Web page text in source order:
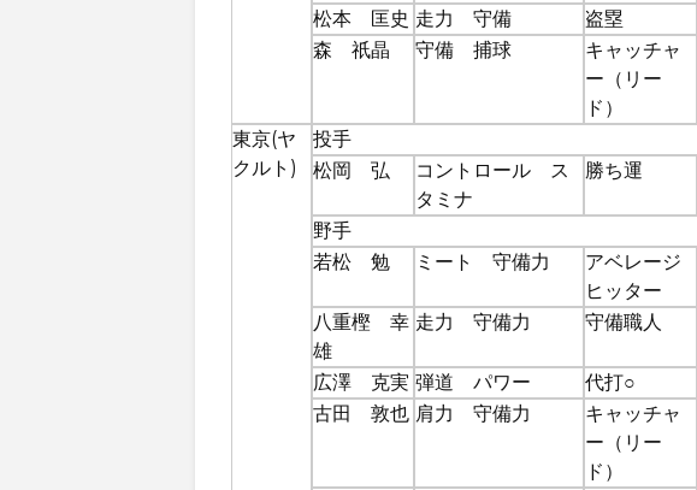
松本 匡史 走力 守備 盗塁
森 祇晶
守備 捕球
キャッチャ
ー（リー
ド）
東京(ヤ
クルト)
投手
松岡 弘
コントロール ス
タミナ
勝ち運
野手
若松 勉
ミート 守備力
アベレージ
ヒッター
八重樫 幸
雄
走力 守備力 守備職人
広澤 克実 弾道 パワー 代打○
古田 敦也 肩力 守備力
キャッチャ
ー（リー
ド）